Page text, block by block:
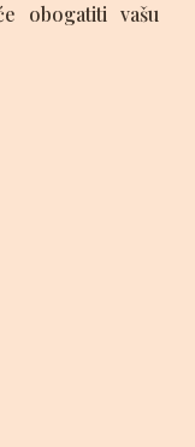
obogatiti vašu